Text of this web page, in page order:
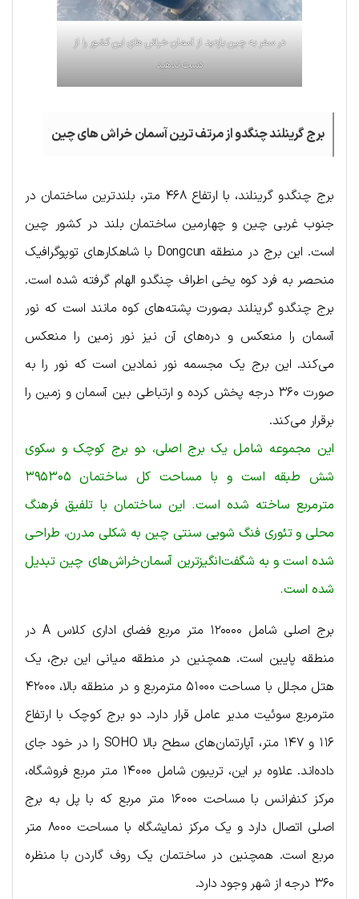
در سفر به چین بازدید از آسمان خراش های این کشور را از
دست ندهید
برج گرینلند چنگدو از مرتف ترین آسمان خراش های چین
برج چنگدو گرینلند، با ارتفاع ۴۶۸ متر، بلندترین ساختمان در
جنوب غربی چین و چهارمین ساختمان بلند در کشور چین
است. این برج در منطقه Dongcun با شاهکارهای توپوگرافیک
منحصر به فرد کوه یخی اطراف چنگدو الهام گرفته شده است.
برج چنگدو گرینلند بصورت پشته‌های کوه مانند است که نور
آسمان را منعکس و دره‌های آن نیز نور زمین را منعکس
می‌کند. این برج یک مجسمه نور نمادین است که نور را به
صورت ۳۶۰ درجه پخش کرده و ارتباطی بین آسمان و زمین را
برقرار می‌کند.
این مجموعه شامل یک برج اصلی، دو برج کوچک و سکوی
شش طبقه است و با مساحت کل ساختمان ۳۹۵۳۰۵
مترمربع ساخته شده است. این ساختمان با تلفیق فرهنگ
محلی و تئوری فنگ شویی سنتی چین به شکلی مدرن، طراحی
شده است و به شگفت‌انگیزترین آسمان‌خراش‌های چین تبدیل
شده است.
برج اصلی شامل ۱۲۰۰۰۰ متر مربع فضای اداری کلاس A در
منطقه پایین است. همچنین در منطقه میانی این برج، یک
هتل مجلل با مساحت ۵۱۰۰۰ مترمربع و در منطقه بالا، ۴۲۰۰۰
مترمربع سوئیت مدیر عامل قرار دارد. دو برج کوچک با ارتفاع
۱۱۶ و ۱۴۷ متر، آپارتمان‌های سطح بالا SOHO را در خود جای
داده‌اند. علاوه بر این، تریبون شامل ۱۴۰۰۰ متر مربع فروشگاه،
مرکز کنفرانس با مساحت ۱۶۰۰۰ متر مربع که با پل به برج
اصلی اتصال دارد و یک مرکز نمایشگاه با مساحت ۸۰۰۰ متر
مربع است. همچنین در ساختمان یک روف گاردن با منظره
۳۶۰ درجه از شهر وجود دارد.